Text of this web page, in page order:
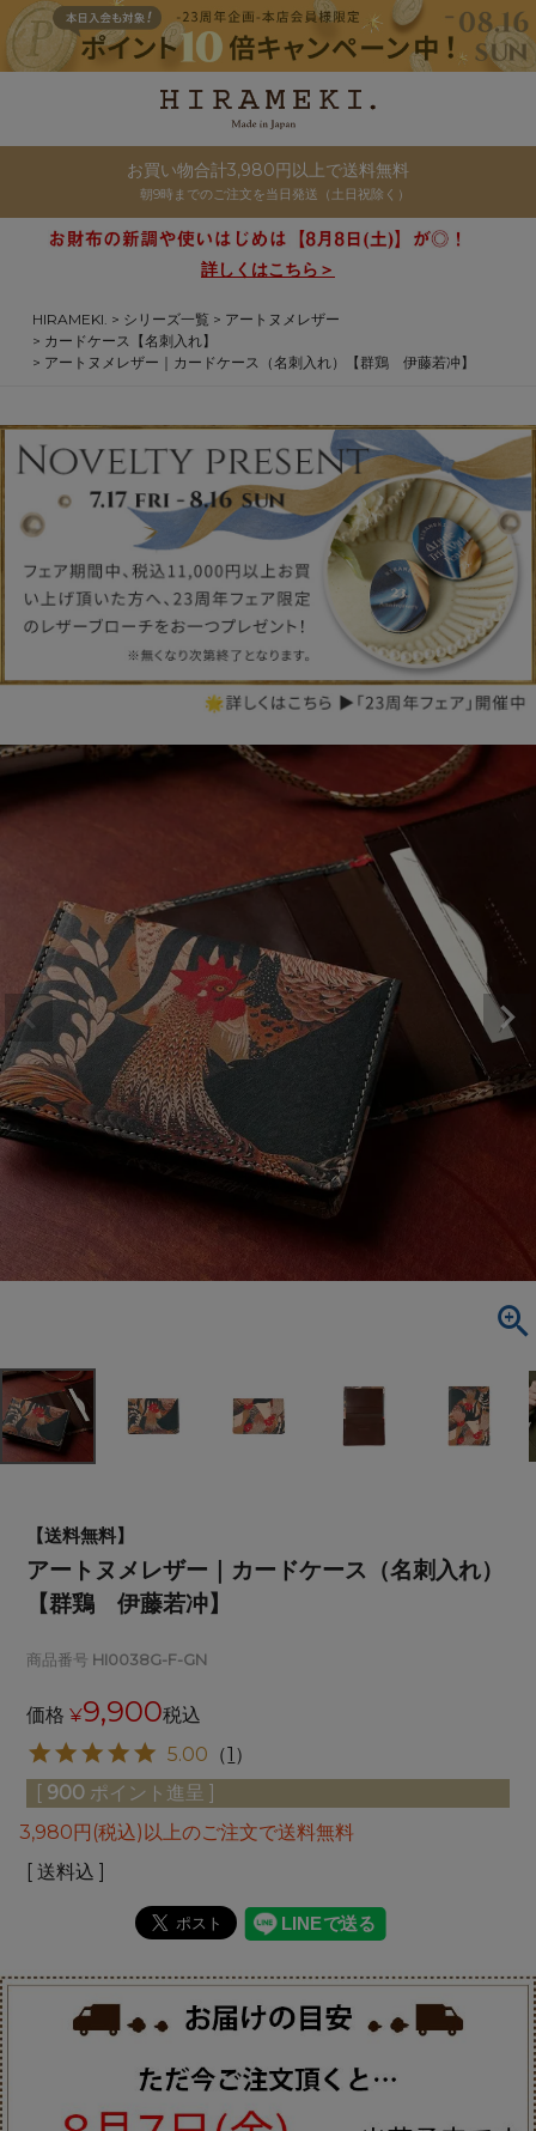
お買い物合計3,980円以上で送料無料
朝9時までのご注文を当日発送（土日祝除く）
詳しくはこちら＞
HIRAMEKI. シリーズ一覧
アートヌメレザー
カードケース【名刺入れ】
アートヌメレザー｜カードケース（名刺入れ）【群鶏 伊藤若冲】
【送料無料】
アートヌメレザー｜カードケース（名刺入れ）
【群鶏 伊藤若冲】
商品番号 HI0038G-F-GN
価格 ¥9,900税込
5.00 （1 ）
[ 900 ポイント進呈 ]
3,980円(税込)以上のご注文で送料無料
送料込